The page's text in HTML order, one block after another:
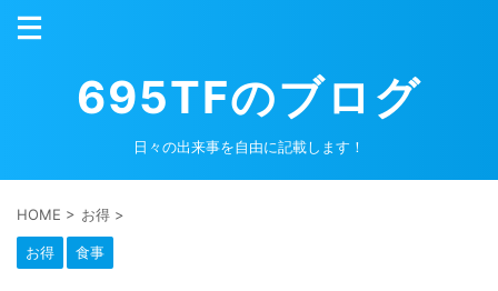
695TFのブログ
日々の出来事を自由に記載します！
HOME > お得 >
お得 食事